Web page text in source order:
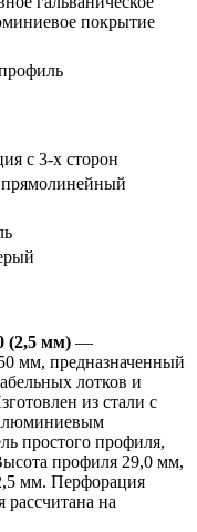
покрытие
с 3-х сторон
(2,5 мм) —
мм, предназначенный
лотков и
из стали с
простого профиля,
профиля 29,0 мм,
мм. Перфорация
рассчитана на